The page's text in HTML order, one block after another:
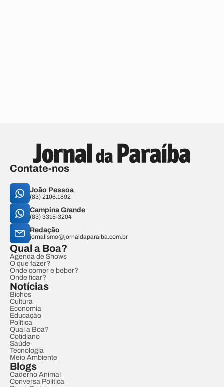
Contate-nos
João Pessoa
(83) 2106.1892
Campina Grande
(83) 3315-3204
Redação
jornalismo@jornaldaparaiba.com.br
Qual a Boa?
Agenda de Shows
O que fazer?
Onde comer e beber?
Onde ficar?
Notícias
Bichos
Cultura
Economia
Educação
Política
Qual a Boa?
Cotidiano
Saúde
Tecnologia
Meio Ambiente
Blogs
Caderno Animal
Conversa Política